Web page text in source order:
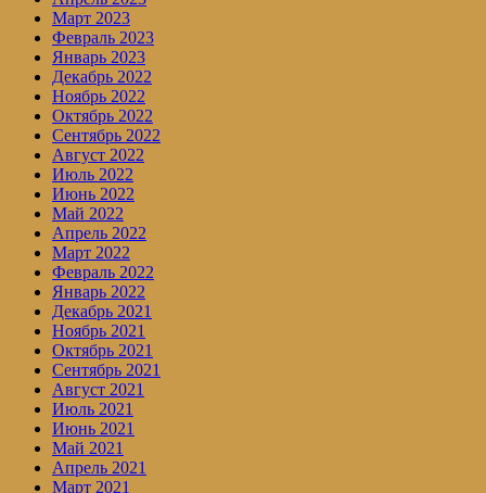
Март 2023
Февраль 2023
Январь 2023
Декабрь 2022
Ноябрь 2022
Октябрь 2022
Сентябрь 2022
Август 2022
Июль 2022
Июнь 2022
Май 2022
Апрель 2022
Март 2022
Февраль 2022
Январь 2022
Декабрь 2021
Ноябрь 2021
Октябрь 2021
Сентябрь 2021
Август 2021
Июль 2021
Июнь 2021
Май 2021
Апрель 2021
Март 2021